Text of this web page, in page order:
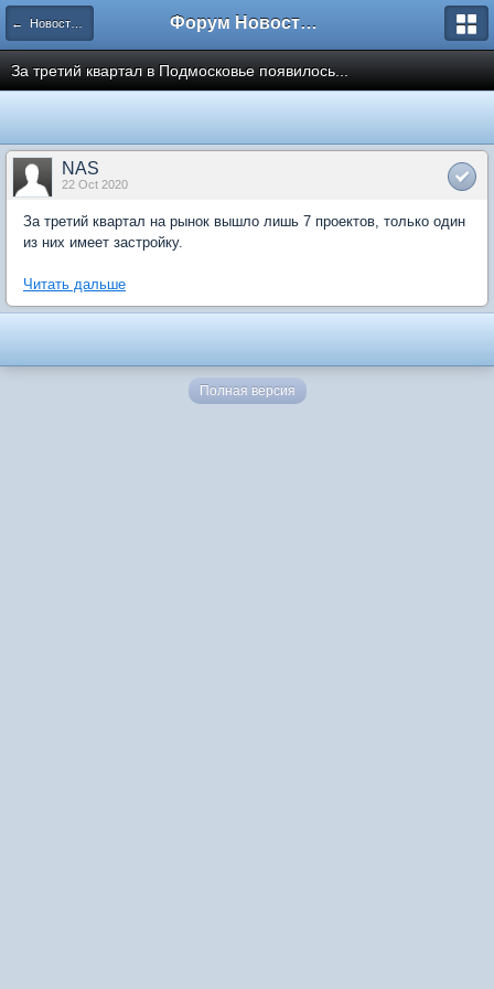
← Новости рынка недвижимости Форум Новостройки
За третий квартал в Подмосковье появилось...
NAS
22 Oct 2020
За третий квартал на рынок вышло лишь 7 проектов, только один
из них имеет застройку.
Читать дальше
Полная версия